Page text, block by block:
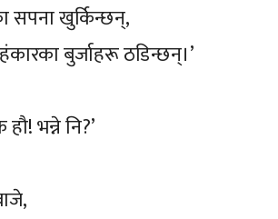
खुर्किन्छन्,
बुर्जाहरू ठडिन्छन्।’
भन्ने नि?’